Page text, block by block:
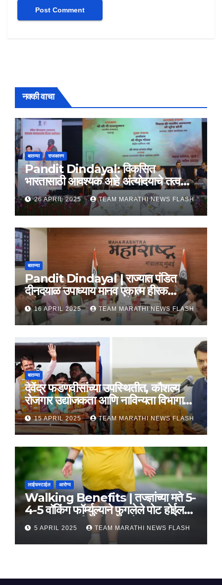
नक्की वाचा
बातम्या राजकारण
Pandit Dindayal: विकसित
भारतासाठी आवश्यक आहे अंत्योदयाचे तत्वज्ञान
– राज्यपाल सी. पी. राधाकृष्णन
26 APRIL 2025 TEAM MARATHI NEWS FLASH
बातम्या
Pandit Dindayal | राज्यात पंडित
दीनदयाळ उपाध्याय मानव एकात्म हीरक
महोत्सव, 22-25 दरम्यान होणार साजरा
16 APRIL 2025 TEAM MARATHI NEWS FLASH
बातम्या
देवेंद्र फडणवीसांच्या उपस्थितीत, कौशल्य
रोजगार उद्योजकता आणि नाविन्यता विभागाचे
तीन सामंजस्य करार
15 APRIL 2025 TEAM MARATHI NEWS FLASH
लाईफस्टाईल आरोग्य
Walking Benefits | तज्ज्ञांच्या मते 5-
4-5 वॉकिंग फॉर्म्युल्याने फुगलेले पोट होईल
लवकर सपाट, मिळतील फायदे
5 APRIL 2025 TEAM MARATHI NEWS FLASH